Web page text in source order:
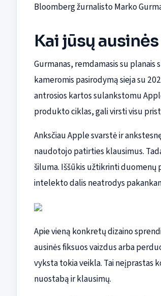
Bloomberg žurnalisto Marko
Kai jūsų
Gurmanas, remdamasis su
kameromis pasirodymą sieja su
antrosios kartos sulankstomu
produkto ciklas, gali virsti visu
Anksčiau Apple svarstė ir
naudotojo patirties klausimus.
šiluma. Iššūkis užtikrinti
intelekto dalis neatrodys
Apie vieną konkretų dizaino
ausinės fiksuos vaizdus arba
vyksta tokia veikla. Tai neįprastas
nuostabą ir klausimų.